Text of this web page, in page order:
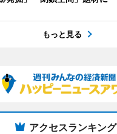
もっと見る
アクセスランキング